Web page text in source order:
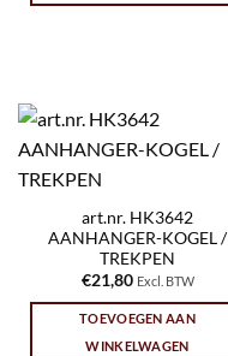
art.nr. HK3642
AANHANGER-KOGEL /
TREKPEN
€21,80 Excl. BTW
TOEVOEGEN AAN
WINKELWAGEN